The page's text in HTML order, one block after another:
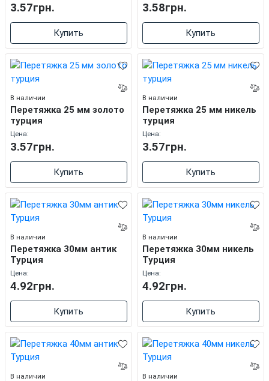
3.57грн.
Купить
3.58грн.
Купить
В наличии
Перетяжка 25 мм золото
турция
Цена:
3.57грн.
Купить
В наличии
Перетяжка 25 мм никель
турция
Цена:
3.57грн.
Купить
В наличии
Перетяжка 30мм антик
Турция
Цена:
4.92грн.
Купить
В наличии
Перетяжка 30мм никель
Турция
Цена:
4.92грн.
Купить
В наличии В наличии